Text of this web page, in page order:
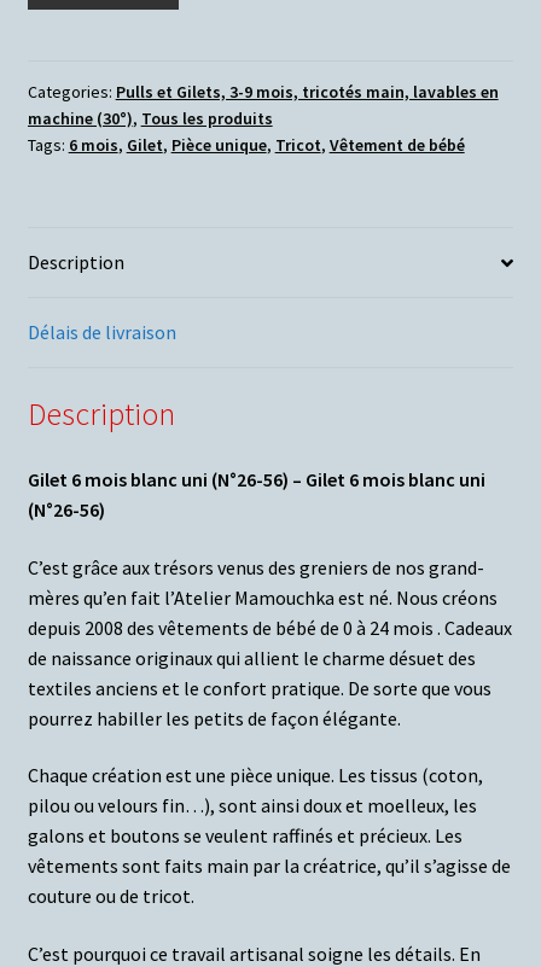
Categories: Pulls et Gilets, 3-9 mois, tricotés main, lavables en
machine (30°), Tous les produits
Tags: 6 mois, Gilet, Pièce unique, Tricot, Vêtement de bébé
Description
Délais de livraison
Description
Gilet 6 mois blanc uni (N°26-56) – Gilet 6 mois blanc uni
(N°26-56)
C’est grâce aux trésors venus des greniers de nos grand-
mères qu’en fait l’Atelier Mamouchka est né. Nous créons
depuis 2008 des vêtements de bébé de 0 à 24 mois . Cadeaux
de naissance originaux qui allient le charme désuet des
textiles anciens et le confort pratique. De sorte que vous
pourrez habiller les petits de façon élégante.
Chaque création est une pièce unique. Les tissus (coton,
pilou ou velours fin…), sont ainsi doux et moelleux, les
galons et boutons se veulent raffinés et précieux. Les
vêtements sont faits main par la créatrice, qu’il s’agisse de
couture ou de tricot.
C’est pourquoi ce travail artisanal soigne les détails. En